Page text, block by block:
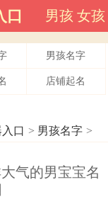
口 男孩 女孩
男孩名字
店铺起名
口 > 男孩名字 >
气的男宝宝名